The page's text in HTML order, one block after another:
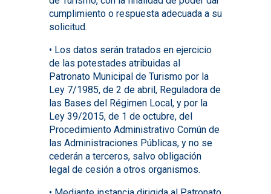
cumplimiento o respuesta adecuada a su
solicitud.
• Los datos serán tratados en ejercicio
de las potestades atribuidas al
Patronato Municipal de Turismo por la
Ley 7/1985, de 2 de abril, Reguladora de
las Bases del Régimen Local, y por la
Ley 39/2015, de 1 de octubre, del
Procedimiento Administrativo Común de
las Administraciones Públicas, y no se
cederán a terceros, salvo obligación
legal de cesión a otros organismos.